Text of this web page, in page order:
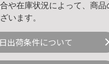
や在庫状況によって、商品
います。
出荷条件について